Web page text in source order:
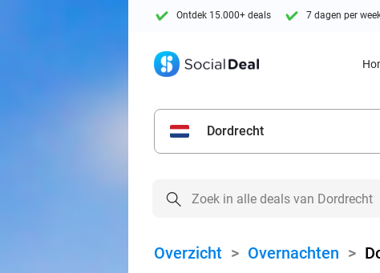
Ontdek 15.000+ deals 7 dagen per
Dordrecht
Overzicht > Overnachten >